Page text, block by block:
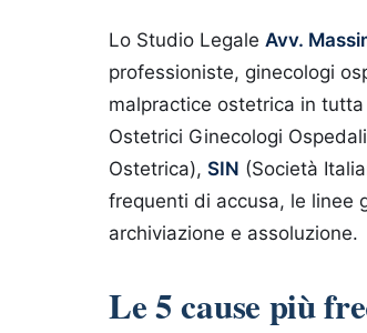
Lo Studio Legale Avv.
professioniste, ginecologi
malpractice ostetrica in
Ostetrici Ginecologi
Ostetrica), SIN (Società
frequenti di accusa, le linee
archiviazione e assoluzione.
Le 5 cause più